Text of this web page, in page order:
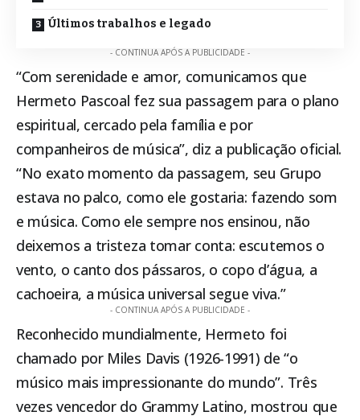
Últimos trabalhos e legado
- CONTINUA APÓS A PUBLICIDADE -
“Com serenidade e amor, comunicamos que
Hermeto Pascoal fez sua passagem para o plano
espiritual, cercado pela família e por
companheiros de música”, diz a publicação oficial.
“No exato momento da passagem, seu Grupo
estava no palco, como ele gostaria: fazendo som
e música. Como ele sempre nos ensinou, não
deixemos a tristeza tomar conta: escutemos o
vento, o canto dos pássaros, o copo d’água, a
cachoeira, a música universal segue viva.”
- CONTINUA APÓS A PUBLICIDADE -
Reconhecido mundialmente, Hermeto foi
chamado por Miles Davis (1926-1991) de “o
músico mais impressionante do mundo”. Três
vezes vencedor do Grammy Latino, mostrou que